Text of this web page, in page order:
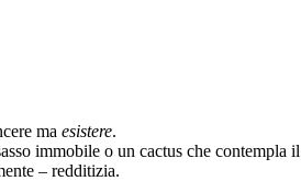
ma esistere.
immobile o un cactus che contempla
– redditizia.